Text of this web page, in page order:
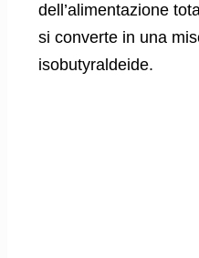
dell’alimentazione
si converte in una
isobutyraldeide.